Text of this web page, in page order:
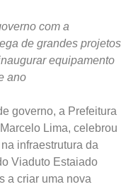
com a
de grandes projetos
equipamento
ano
governo, a Prefeitura
Lima, celebrou
infraestrutura da
Viaduto Estaiado
a criar uma nova